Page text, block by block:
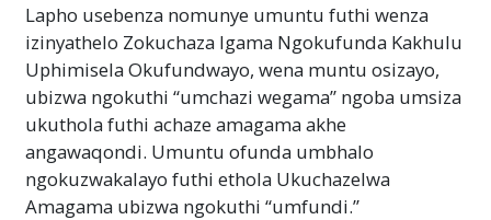
Lapho usebenza nomunye umuntu futhi wenza
izinyathelo Zokuchaza Igama Ngokufunda Kakhulu
Uphimisela Okufundwayo, wena muntu osizayo,
ubizwa ngokuthi “umchazi wegama” ngoba umsiza
ukuthola futhi achaze amagama akhe
angawaqondi. Umuntu ofunda umbhalo
ngokuzwakalayo futhi ethola Ukuchazelwa
Amagama ubizwa ngokuthi “umfundi.”